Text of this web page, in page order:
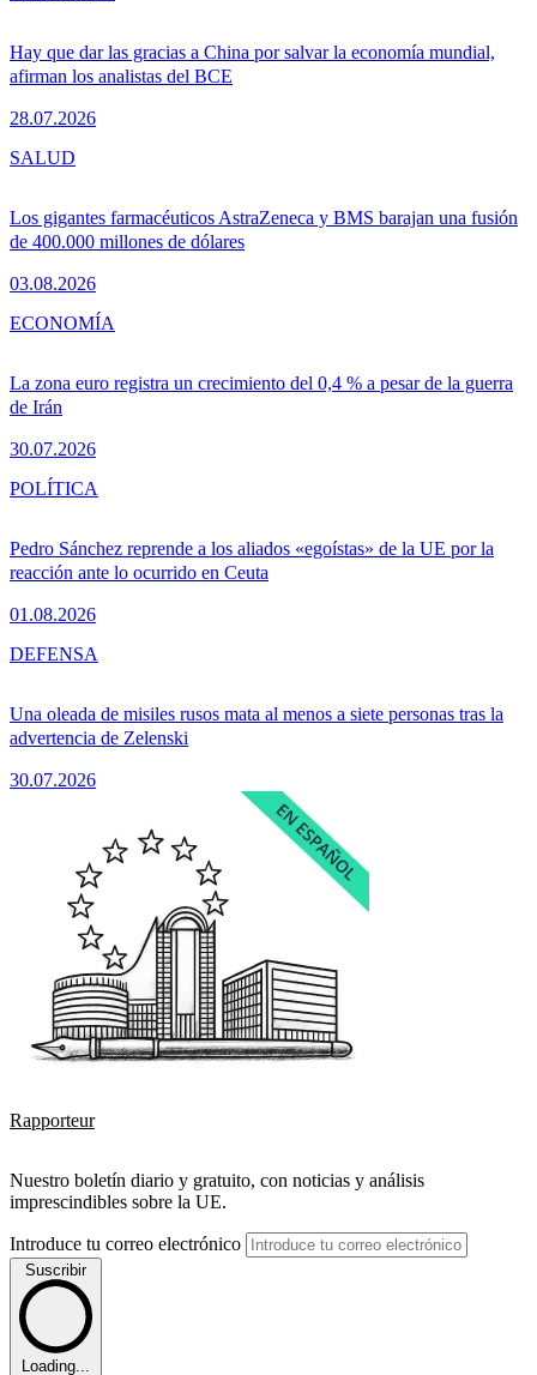
Hay que dar las gracias a China por salvar la economía mundial,
afirman los analistas del BCE
28.07.2026
Los gigantes farmacéuticos AstraZeneca y BMS barajan una fusión
de 400.000 millones de dólares
03.08.2026
SALUD
La zona euro registra un crecimiento del 0,4 % a pesar de la guerra
de Irán
30.07.2026
ECONOMÍA
Pedro Sánchez reprende a los aliados «egoístas» de la UE por la
reacción ante lo ocurrido en Ceuta
01.08.2026
POLÍTICA
Una oleada de misiles rusos mata al menos a siete personas tras la
advertencia de Zelenski
30.07.2026
DEFENSA
Rapporteur
Nuestro boletín diario y gratuito, con noticias y análisis
imprescindibles sobre la UE.
Introduce tu correo electrónico
Suscribir
Loading...